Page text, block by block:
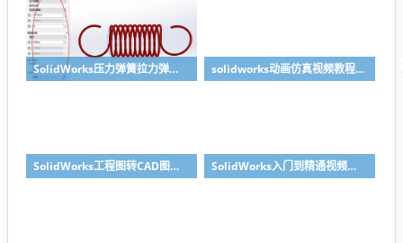
SolidWorks压力弹簧拉力弹簧扭力弹簧涡卷弹簧自动生成宏程序下载 solidworks动画仿真视频教程-学SolidWorks动画必看视频
SolidWorks工程图转CAD图纸DWG格式映射文件无乱码可分层-溪风亲测推荐 SolidWorks入门到精通视频教程（适合sw2018-2026）